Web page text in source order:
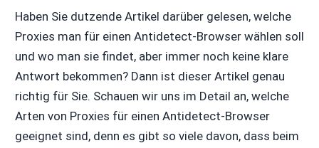
Haben Sie dutzende Artikel darüber gelesen, welche
Proxies man für einen Antidetect-Browser wählen soll
und wo man sie findet, aber immer noch keine klare
Antwort bekommen? Dann ist dieser Artikel genau
richtig für Sie. Schauen wir uns im Detail an, welche
Arten von Proxies für einen Antidetect-Browser
geeignet sind, denn es gibt so viele davon, dass beim